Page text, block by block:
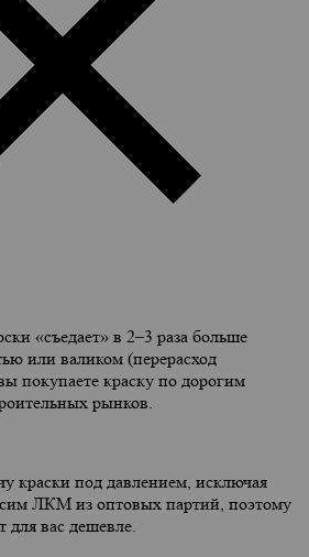
«съедает» в 2–3 раза больше
или валиком (перерасход
покупаете краску по дорогим
рынков.
краски под давлением, исключая
ЛКМ из оптовых партий, поэтому
вас дешевле.